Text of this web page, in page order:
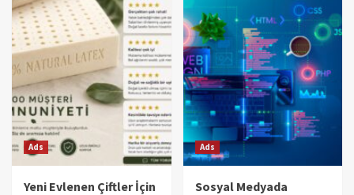
Ads
Yeni Evlenen Çiftler İçin
Ads
Sosyal Medyada